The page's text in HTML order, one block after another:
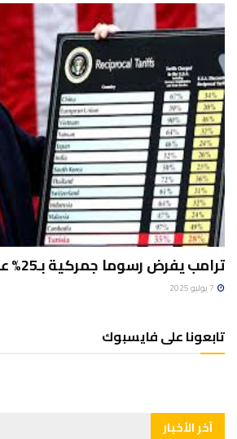
ترامب يفرض رسوما جمركية بـ25% على تونس
تابعونا على فايسبوك
آخر الأخبار